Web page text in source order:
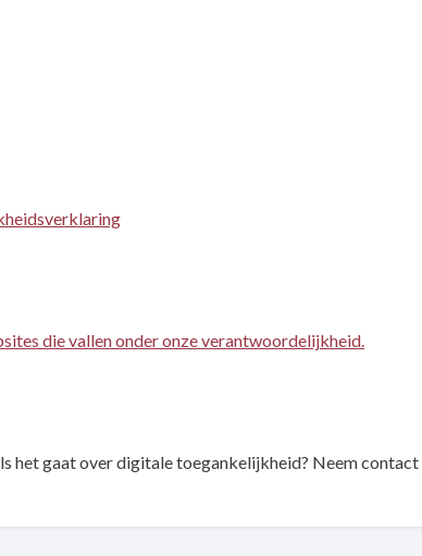
die vallen onder onze verantwoordelijkheid.
het gaat over digitale toegankelijkheid? Neem